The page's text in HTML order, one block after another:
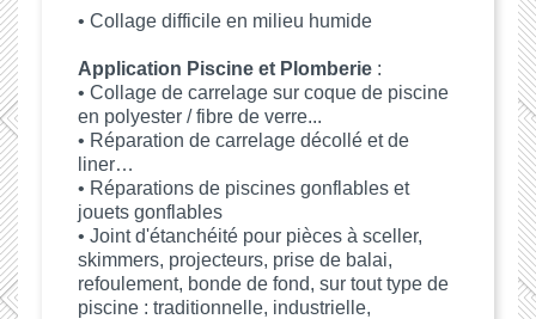
• Collage difficile en milieu humide
Application Piscine et Plomberie :
• Collage de carrelage sur coque de piscine
en polyester / fibre de verre...
• Réparation de carrelage décollé et de
liner…
• Réparations de piscines gonflables et
jouets gonflables
• Joint d'étanchéité pour pièces à sceller,
skimmers, projecteurs, prise de balai,
refoulement, bonde de fond, sur tout type de
piscine : traditionnelle, industrielle,